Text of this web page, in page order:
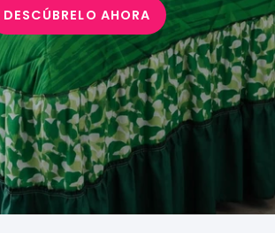
DESCÚBRELO AHORA